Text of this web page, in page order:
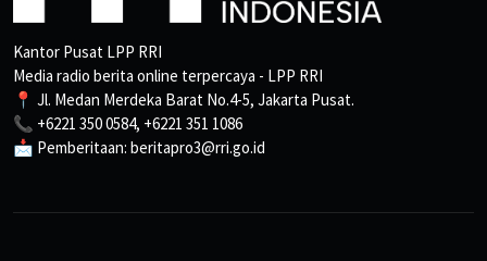
Kantor Pusat LPP RRI
Media radio berita online terpercaya - LPP RRI
📍 Jl. Medan Merdeka Barat No.4-5, Jakarta Pusat.
📞 +6221 350 0584, +6221 351 1086
📩 Pemberitaan: beritapro3@rri.go.id